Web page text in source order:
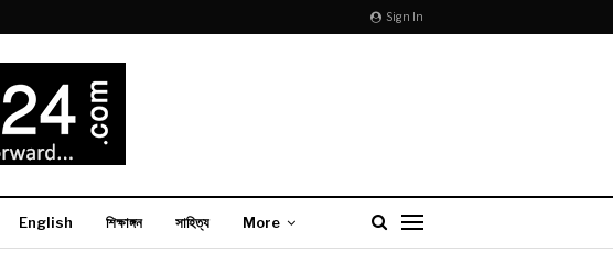
Sign In
English শিক্ষাঙ্গন সাহিত্য More